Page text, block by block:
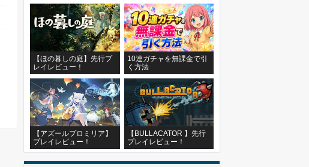
【ほの暮しの庭】先行プ
レイレビュー！
10連ガチャを無課金で引
く方法
【アズールプロミリア】
プレイレビュー！
【BULLACATOR 】先行
プレイレビュー！